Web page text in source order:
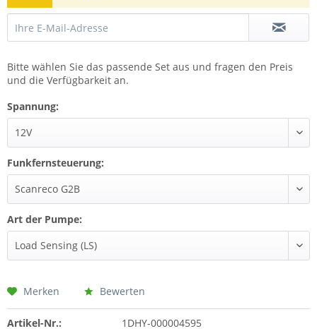
Bitte wählen Sie das passende Set aus und fragen den Preis
und die Verfügbarkeit an.
Spannung:
Funkfernsteuerung:
Art der Pumpe:
Merken Bewerten
Artikel-Nr.:
1DHY-000004595